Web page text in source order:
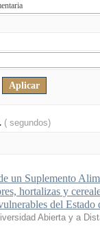
( segundos)
un Suplemento
hortalizas y
del
Abierta y a